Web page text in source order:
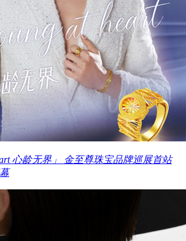
心龄无界」 金至尊珠宝品牌巡展首站